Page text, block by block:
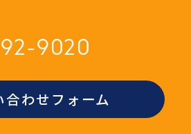
9020
合わせフォーム